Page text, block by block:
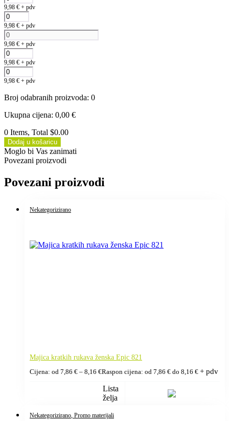
9,98 € + pdv
9,98 € + pdv
9,98 € + pdv
9,98 € + pdv
9,98 € + pdv
Broj odabranih proizvoda: 0
Ukupna cijena: 0,00 €
0 Items, Total $0.00
Dodaj u košaricu
Moglo bi Vas zanimati
Povezani proizvodi
Povezani proizvodi
Nekategorizirano
Majica kratkih rukava ženska Epic 821
Cijena: od 7,86 € – 8,16 €Raspon cijena: od 7,86 € do 8,16 € + pdv
Lista
želja
Nekategorizirano , Promo materijali